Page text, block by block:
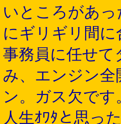
いところがあ
にギリギリ間
事務員に任せ
み、エンジン
ン。ガス欠です
人生ｵﾜﾀと思っ